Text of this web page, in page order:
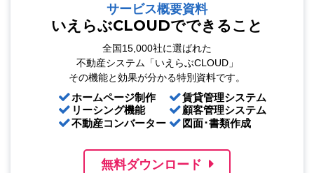
サービス概要資料
いえらぶCLOUDでできること
全国15,000社に選ばれた
不動産システム「いえらぶCLOUD」
その機能と効果が分かる特別資料です。
ホームページ制作
リーシング機能
不動産コンバーター
賃貸管理システム
顧客管理システム
図面･書類作成
無料ダウンロード